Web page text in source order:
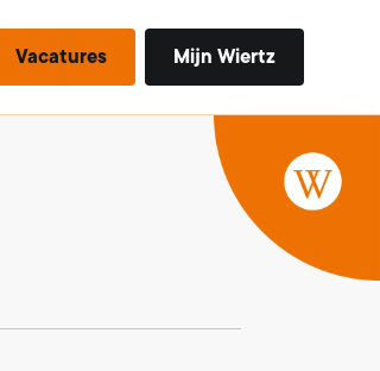
Vacatures Mijn Wiertz